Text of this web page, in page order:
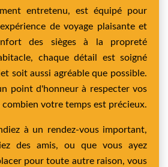
entretenu, est équipé pour
de voyage plaisante et
des sièges à la propreté
chaque détail est soigné
soit aussi agréable que possible.
point d'honneur à respecter vos
combien votre temps est précieux.
à un rendez-vous important,
des amis, ou que vous ayez
pour toute autre raison, vous